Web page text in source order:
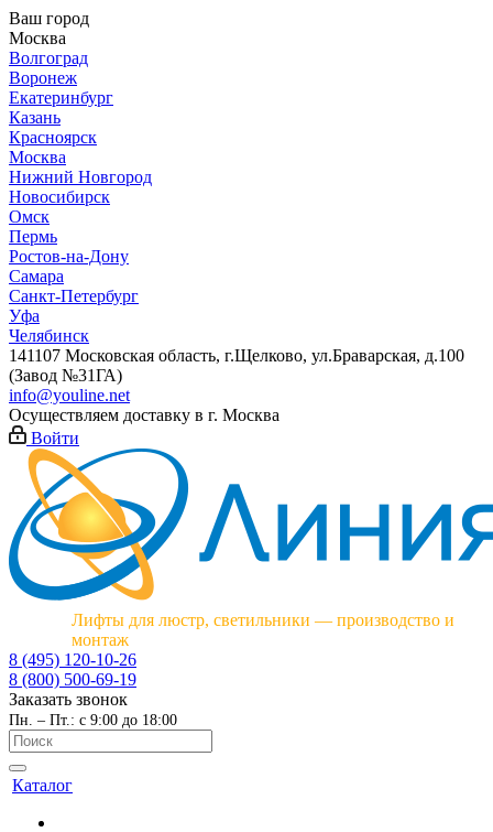
Ваш город
Москва
Волгоград
Воронеж
Екатеринбург
Казань
Красноярск
Москва
Нижний Новгород
Новосибирск
Омск
Пермь
Ростов-на-Дону
Самара
Санкт-Петербург
Уфа
Челябинск
141107 Московская область, г.Щелково, ул.Браварская, д.100
(Завод №31ГА)
info@youline.net
Осуществляем доставку в г. Москва
Войти
Лифты для люстр, светильники — производство и
монтаж
8 (495) 120-10-26
8 (800) 500-69-19
Заказать звонок
Пн. – Пт.: с 9:00 до 18:00
Каталог